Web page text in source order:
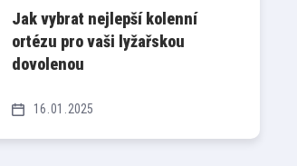
16 01 2025
Jak vybrat nejlepší kolenní
ortézu pro vaši lyžařskou
dovolenou